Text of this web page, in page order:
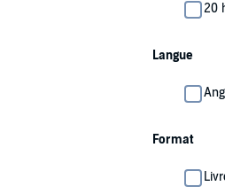
20
Langue
Format